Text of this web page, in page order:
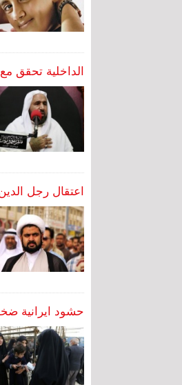
الداخلية تحقق
اعتقال رجل
حشود ايرانية